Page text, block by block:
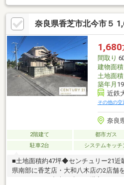
す。本格的な二間続きの和室は、格
ぷりの陽光が差し込む大開口の窓か
オーブン付きシステムキッチン完備キ
ができる、家事動線に優れた住まい
ータイムをお過ごしいただけます。
奈良県香芝市北今市５
1,680
間取り
建物面積
土地面積
築年月
近鉄
その他の交
奈良
2階建て 都市ガス
駐車2台
システムキッチ
■土地面積約47坪◆センチュリー21近
県南部に香芝店・大和八木店の2店舗